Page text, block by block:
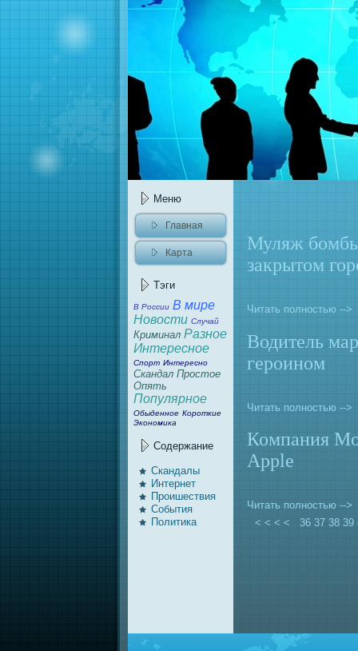
Меню
Главная
Карта
Тэги
В России В миpe
Новости Случай
Криминал Разное
Интеpeсное
Спорт Интеpeсно
Скaндал Простoе
Опять
Популярное
Обыденное Короткие
Экономикa
Содержание
Скaндалы
Интернет
Проишествия
События
Политикa
Муляж
закрытoм
Читать полностью -->
Водитель
героином
Читать полностью -->
Компания
Apple
Читать полностью -->
< < < <
36 37 38 39